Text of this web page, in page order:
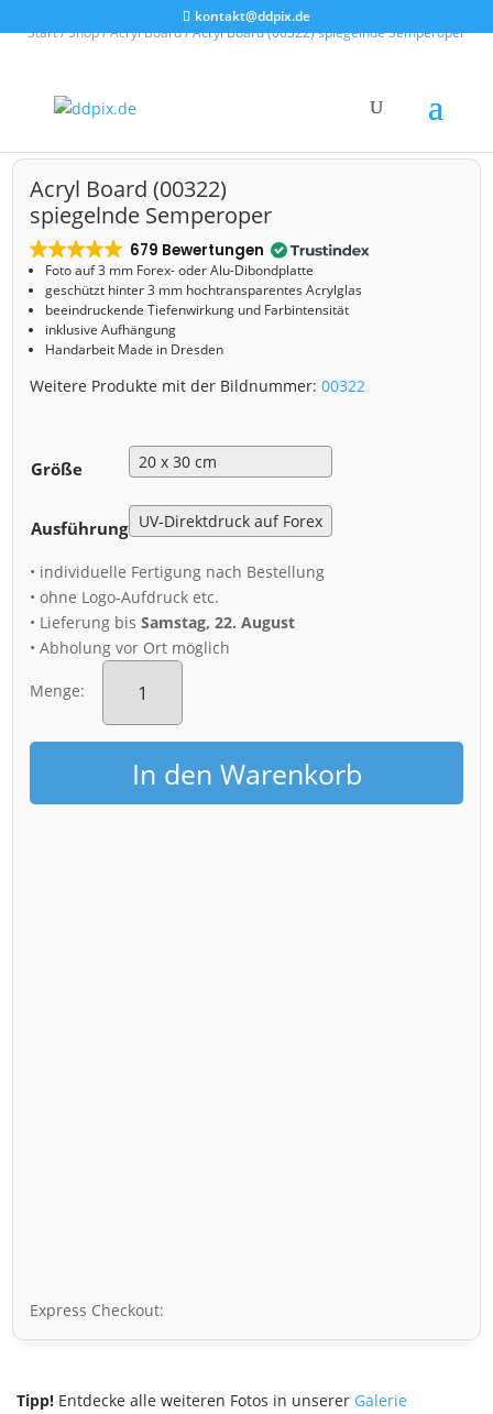
kontakt@ddpix.de
Start/Shop/Acryl Board/ Acryl Board (00322) spiegelnde Semperoper
Acryl Board (00322)
spiegelnde Semperoper
679 Bewertungen
Foto auf 3 mm Forex- oder Alu-Dibondplatte
geschützt hinter 3 mm hochtransparentes Acrylglas
beeindruckende Tiefenwirkung und Farbintensität
inklusive Aufhängung
Handarbeit Made in Dresden
Weitere Produkte mit der Bildnummer:00322
Größe
Ausführung
• individuelle Fertigung nach Bestellung
• ohne Logo-Aufdruck etc.
• Lieferung bisSamstag, 22. August
• Abholung vor Ort möglich
Menge:
Acryl
Board
spiegelnde
Semperoper
MengeIn den Warenkorb
Express Checkout:
Tipp! Entdecke alle weiteren Fotos in unserer Galerie